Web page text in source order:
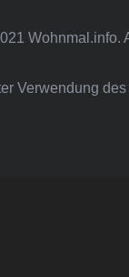
Wohnmal.info.
Verwendung